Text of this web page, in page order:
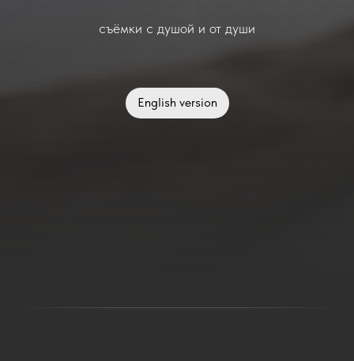
съёмки с душой и от души
English version